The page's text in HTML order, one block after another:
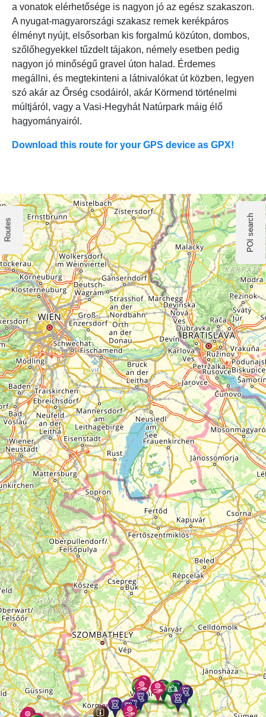
a vonatok elérhetősége is nagyon jó az egész szakaszon.
A nyugat-magyarországi szakasz remek kerékpáros
élményt nyújt, elsősorban kis forgalmú közúton, dombos,
szőlőhegyekkel tűzdelt tájakon, némely esetben pedig
nagyon jó minőségű gravel úton halad. Érdemes
megállni, és megtekinteni a látnivalókat út közben, legyen
szó akár az Őrség csodáiról, akár Körmend történelmi
múltjáról, vagy a Vasi-Hegyhát Natúrpark máig élő
hagyományairól.
Download this route for your GPS device as GPX!
Routes POI search